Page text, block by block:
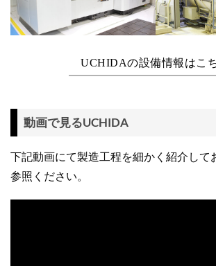
UCHIDAの設備情報はこ
動画で見るUCHIDA
下記動画にて製造工程を細かく紹介して
参照ください。